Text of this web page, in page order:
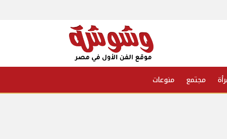
مجتمع منوعات